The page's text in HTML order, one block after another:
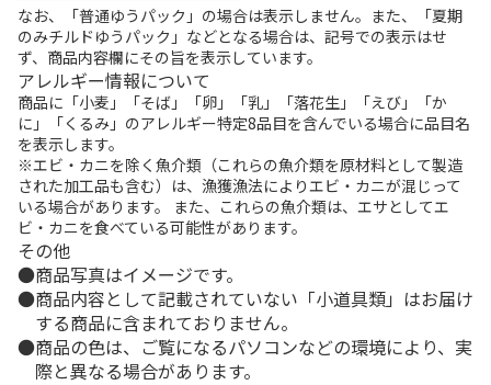
なお、「普通ゆうパック」の場合は表示しません。また、「夏期
のみチルドゆうパック」などとなる場合は、記号での表示はせ
ず、商品内容欄にその旨を表示しています。
アレルギー情報について
商品に「小麦」「そば」「卵」「乳」「落花生」「えび」「か
に」「くるみ」のアレルギー特定8品目を含んでいる場合に品目名
を表示します。
※エビ・カニを除く魚介類（これらの魚介類を原材料として製造
された加工品も含む）は、漁獲漁法によりエビ・カニが混じって
いる場合があります。 また、これらの魚介類は、エサとしてエ
ビ・カニを食べている可能性があります。
その他
商品写真はイメージです。
商品内容として記載されていない「小道具類」はお届け
する商品に含まれておりません。
商品の色は、ご覧になるパソコンなどの環境により、実
際と異なる場合があります。